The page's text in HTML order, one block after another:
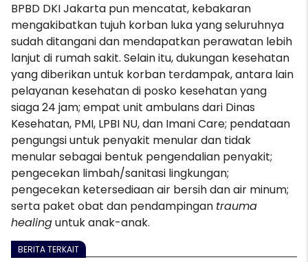
BPBD DKI Jakarta pun mencatat, kebakaran
mengakibatkan tujuh korban luka yang seluruhnya
sudah ditangani dan mendapatkan perawatan lebih
lanjut di rumah sakit. Selain itu, dukungan kesehatan
yang diberikan untuk korban terdampak, antara lain
pelayanan kesehatan di posko kesehatan yang
siaga 24 jam; empat unit ambulans dari Dinas
Kesehatan, PMI, LPBI NU, dan Imani Care; pendataan
pengungsi untuk penyakit menular dan tidak
menular sebagai bentuk pengendalian penyakit;
pengecekan limbah/sanitasi lingkungan;
pengecekan ketersediaan air bersih dan air minum;
serta paket obat dan pendampingan trauma
healinguntuk anak-anak.
BERITA TERKAIT